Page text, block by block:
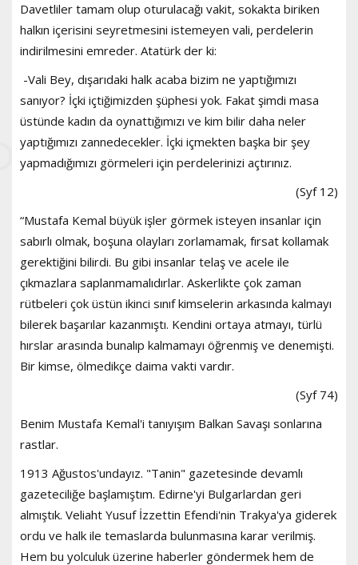
Davetliler tamam olup oturulacağı vakit, sokakta biriken
halkın içerisini seyretmesini istemeyen vali, perdelerin
indirilmesini emreder. Atatürk der ki:
-Vali Bey, dışarıdaki halk acaba bizim ne yaptığımızı
sanıyor? İçki içtiğimizden şüphesi yok. Fakat şimdi masa
üstünde kadın da oynattığımızı ve kim bilir daha neler
yaptığımızı zannedecekler. İçki içmekten başka bir şey
yapmadığımızı görmeleri için perdelerinizi açtırınız.
(Syf 12)
“Mustafa Kemal büyük işler görmek isteyen insanlar için
sabırlı olmak, boşuna olayları zorlamamak, fırsat kollamak
gerektiğini bilirdi. Bu gibi insanlar telaş ve acele ile
çıkmazlara saplanmamalıdırlar. Askerlikte çok zaman
rütbeleri çok üstün ikinci sınıf kimselerin arkasında kalmayı
bilerek başarılar kazanmıştı. Kendini ortaya atmayı, türlü
hırslar arasında bunalıp kalmamayı öğrenmiş ve denemişti.
Bir kimse, ölmedikçe daima vakti vardır.
(Syf 74)
Benim Mustafa Kemal'i tanıyışım Balkan Savaşı sonlarına
rastlar.
1913 Ağustos'undayız. "Tanin" gazetesinde devamlı
gazeteciliğe başlamıştım. Edirne'yi Bulgarlardan geri
almıştık. Veliaht Yusuf İzzettin Efendi'nin Trakya'ya giderek
ordu ve halk ile temaslarda bulunmasına karar verilmiş.
Hem bu yolculuk üzerine haberler göndermek hem de